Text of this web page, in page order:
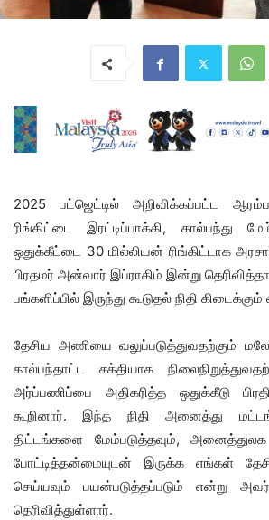
2025 பட்ஜெட்டில் அறிவிக்கப்பட்ட
ரிங்கிட்டை இரட்டிப்பாக்கி, கால்பந்து
ஒதுக்கீட்டை 30 மில்லியன் ரிங்கிட்டாக
பிரதமர் அன்வார் இப்ராகிம் இன்று
பங்களிப்பில் இருந்து கூடுதல் நிதி
தேசிய அணியை வலுப்படுத்துவதற்கும்
கால்பந்தாட்ட சக்தியாக
அர்ப்பணிப்பை அதிகரித்த ஒதுக்கீடு
கூறினார். இந்த நிதி அனைத்து
திட்டங்களை மேம்படுத்தவும்,
போட்டித்தன்மையுடன் இருக்க எங்கள்
செய்யவும் பயன்படுத்தப்படும் என்று
தெரிவித்துள்ளார்.